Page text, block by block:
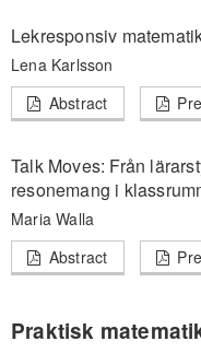
Lekresponsiv
Lena Karlsson
Abstract
Talk Moves: Från
resonemang i
Maria Walla
Abstract
Praktisk